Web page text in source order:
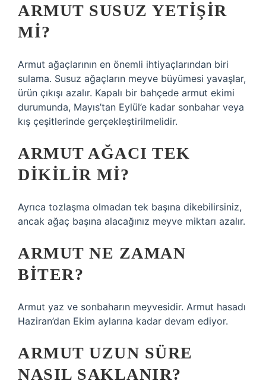
ARMUT SUSUZ YETIŞIR
MI?
Armut ağaçlarının en önemli ihtiyaçlarından biri
sulama. Susuz ağaçların meyve büyümesi yavaşlar,
ürün çıkışı azalır. Kapalı bir bahçede armut ekimi
durumunda, Mayıs’tan Eylül’e kadar sonbahar veya
kış çeşitlerinde gerçekleştirilmelidir.
ARMUT AĞACI TEK
DIKILIR MI?
Ayrıca tozlaşma olmadan tek başına dikebilirsiniz,
ancak ağaç başına alacağınız meyve miktarı azalır.
ARMUT NE ZAMAN
BITER?
Armut yaz ve sonbaharın meyvesidir. Armut hasadı
Haziran’dan Ekim aylarına kadar devam ediyor.
ARMUT UZUN SÜRE
NASIL SAKLANIR?